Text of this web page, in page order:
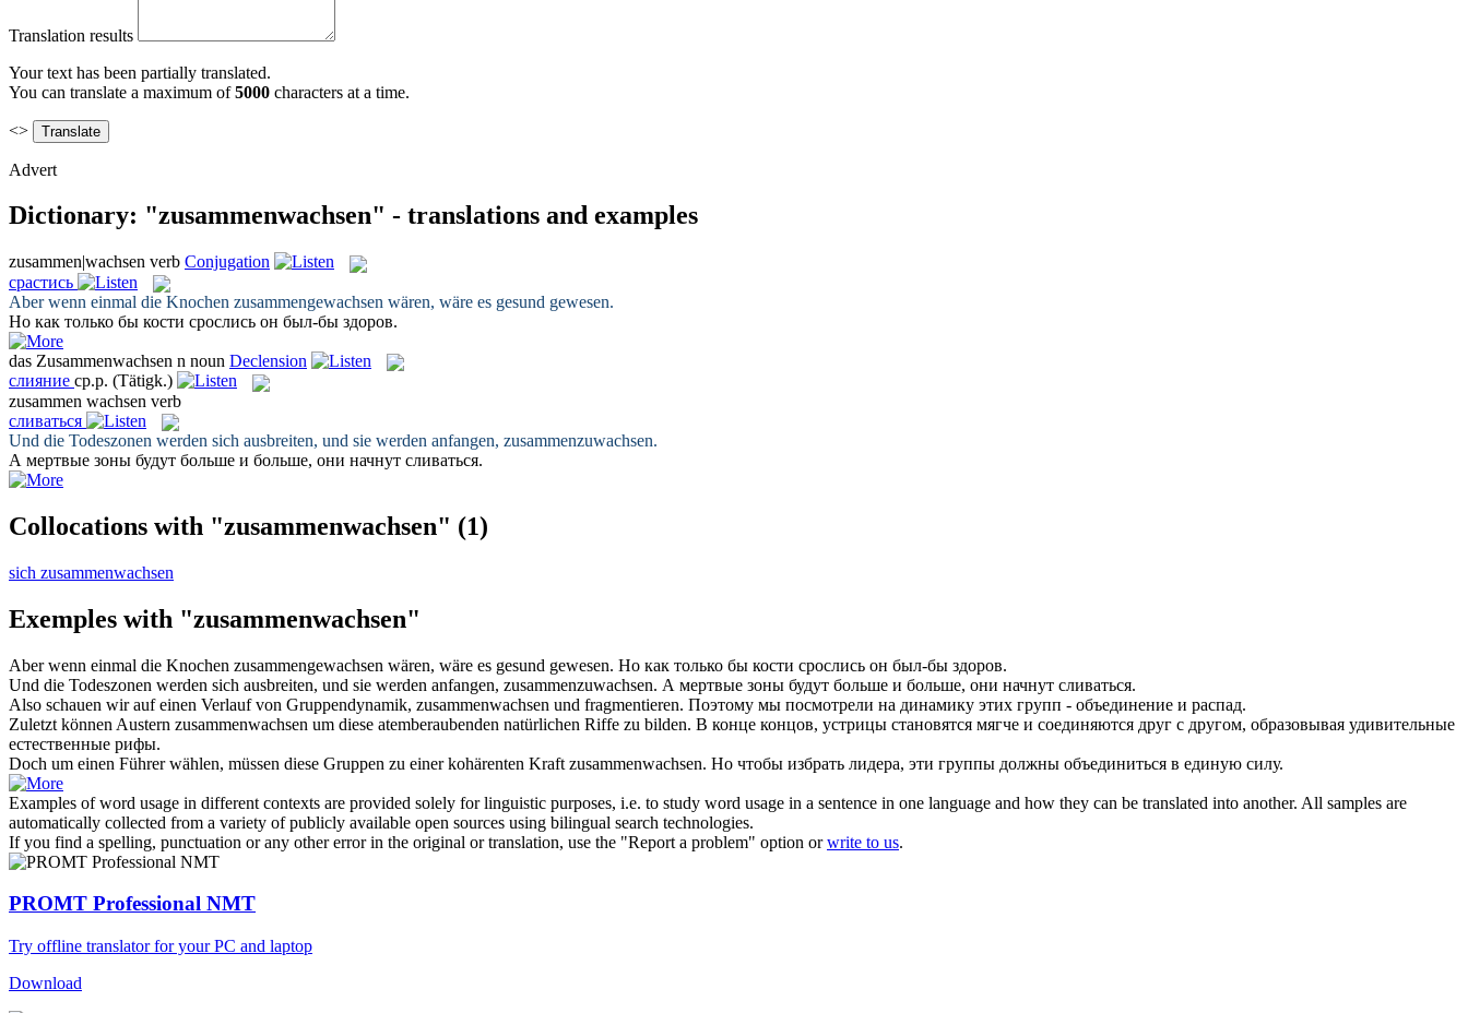
Translation results
Your text has been partially translated.
You can translate a maximum of5000 characters at a time.
<>
Advert
Dictionary: "zusammenwachsen" - translations and examples
zusammen|wachsen verb Conjugation
срастись
Aber wenn einmal die Knochen zusammengewachsen wären, wäre es gesund gewesen.
Но как только бы кости срослись он был-бы здоров.
das Zusammenwachsen n noun Declension
слияние ср.р. (Tätigk.)
zusammen wachsen verb
сливаться
Und die Todeszonen werden sich ausbreiten, und sie werden anfangen, zusammenzuwachsen.
А мертвые зоны будут больше и больше, они начнут сливаться.
Collocations with "zusammenwachsen" (1)
sich zusammenwachsen
Exemples with "zusammenwachsen"
Aber wenn einmal die Knochen zusammengewachsen wären, wäre es gesund gewesen. Но как только бы кости срослись он был-бы здоров.
Und die Todeszonen werden sich ausbreiten, und sie werden anfangen, zusammenzuwachsen. А мертвые зоны будут больше и больше, они начнут сливаться.
Also schauen wir auf einen Verlauf von Gruppendynamik, zusammenwachsen und fragmentieren. Поэтому мы посмотрели на динамику этих групп - объединение и распад.
Zuletzt können Austern zusammenwachsen um diese atemberaubenden natürlichen Riffe zu bilden. В конце концов, устрицы становятся мягче и соединяются друг с другом, образовывая удивительные
естественные рифы.
Doch um einen Führer wählen, müssen diese Gruppen zu einer kohärenten Kraft zusammenwachsen. Но чтобы избрать лидера, эти группы должны объединиться в единую силу.
Examples of word usage in different contexts are provided solely for linguistic purposes, i.e. to study word usage in a sentence in one language and how they can be translated into another. All samples are
automatically collected from a variety of publicly available open sources using bilingual search technologies.
If you find a spelling, punctuation or any other error in the original or translation, use the "Report a problem" option orwrite to us.
PROMT Professional NMT
Try offline translator for your PC and laptop
Download